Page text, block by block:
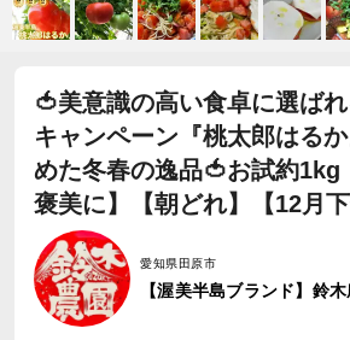
🍅美意識の高い食卓に選ば
キャンペーン『桃太郎はる
めた冬春の逸品🍅お試約1kg
褒美に】【朝どれ】【12月下
愛知県田原市
【渥美半島ブランド】鈴